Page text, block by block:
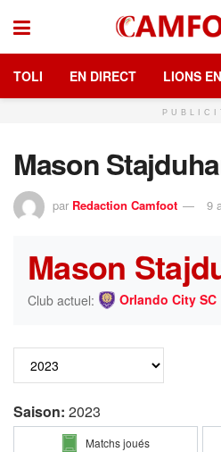
TOLI EN DIRECT LIONS
Mason
par Redaction Camfoot 9
Mason
Club actuel: Orlando City SC
Saison: 2023
Matchs joués